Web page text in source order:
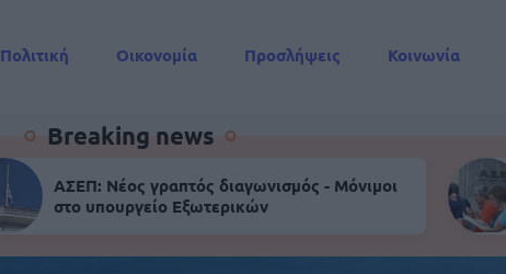
Πολιτική Οικονομία Προσλήψεις Κοινωνία
Breaking news
ΑΣΕΠ: Νέος γραπτός διαγωνισμός - Μόνιμοι
στο υπουργείο Εξωτερικών